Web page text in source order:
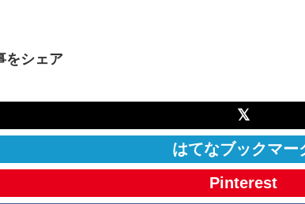
をシェア
𝕏
はてなブックマー
Pinterest